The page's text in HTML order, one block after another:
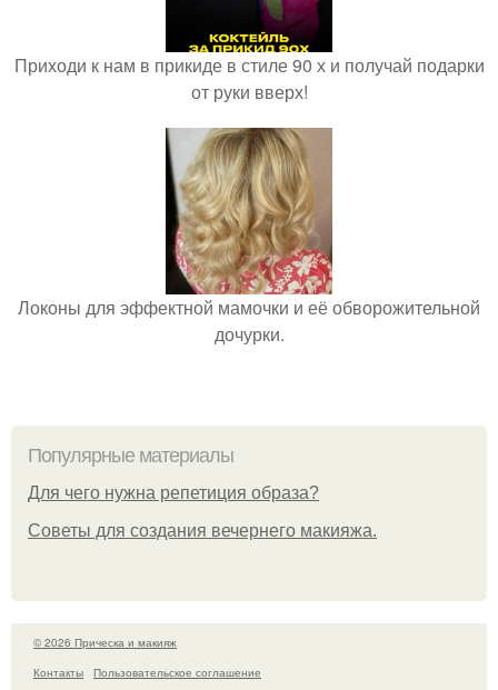
Приходи к нам в прикиде в стиле 90 х и получай подарки
от руки вверх!
Локоны для эффектной мамочки и её обворожительной
дочурки.
Популярные материалы
Для чего нужна репетиция образа?
Советы для создания вечернего макияжа.
© 2026 Прическа и макияж
Контакты
Пользовательское соглашение